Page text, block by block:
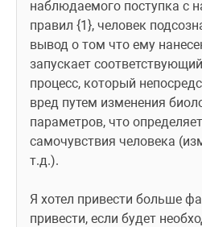
наблюдаемого поступка с
правил {1}, человек
вывод о том что ему
запускает
процесс, который
вред путем изменения
параметров, что
самочувствия человека
т.д.).
Я хотел привести больше
привести, если будет